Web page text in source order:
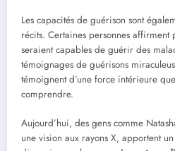
Les capacités de guérison sont
récits. Certaines personnes affirment
seraient capables de guérir des
témoignages de guérisons
témoignent d’une force intérieure
comprendre.
Aujourd’hui, des gens comme
une vision aux rayons X, apportent